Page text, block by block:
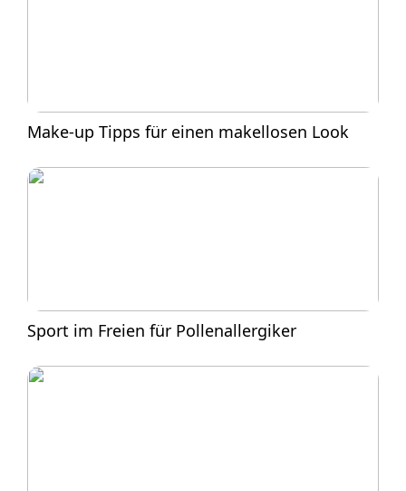
Make-up Tipps für einen makellosen Look
Sport im Freien für Pollenallergiker